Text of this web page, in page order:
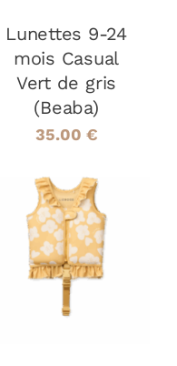
Lunettes 9-24
mois Casual
Vert de gris
(Beaba)
35.00 €
AJOUTER AU
PANIER
/
DÉTAILS